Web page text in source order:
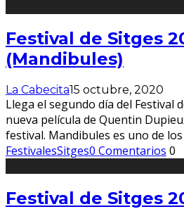
Festival de Sitges
(Mandibules)
La Cabecita15 octubre, 2020
Llega el segundo día del Festival
nueva película de Quentin
festival. Mandibules es uno de
FestivalesSitges0 Comentarios 0
Festival de Sitges